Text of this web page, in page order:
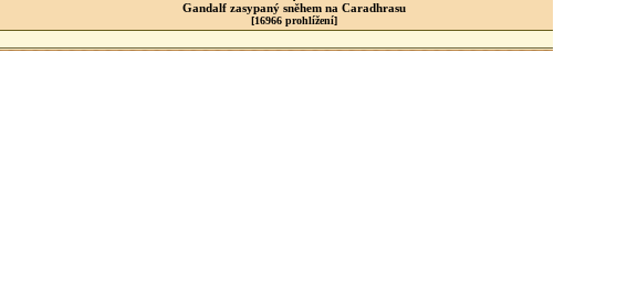
Gandalf zasypaný sněhem na Caradhrasu
[16966 prohlížení]